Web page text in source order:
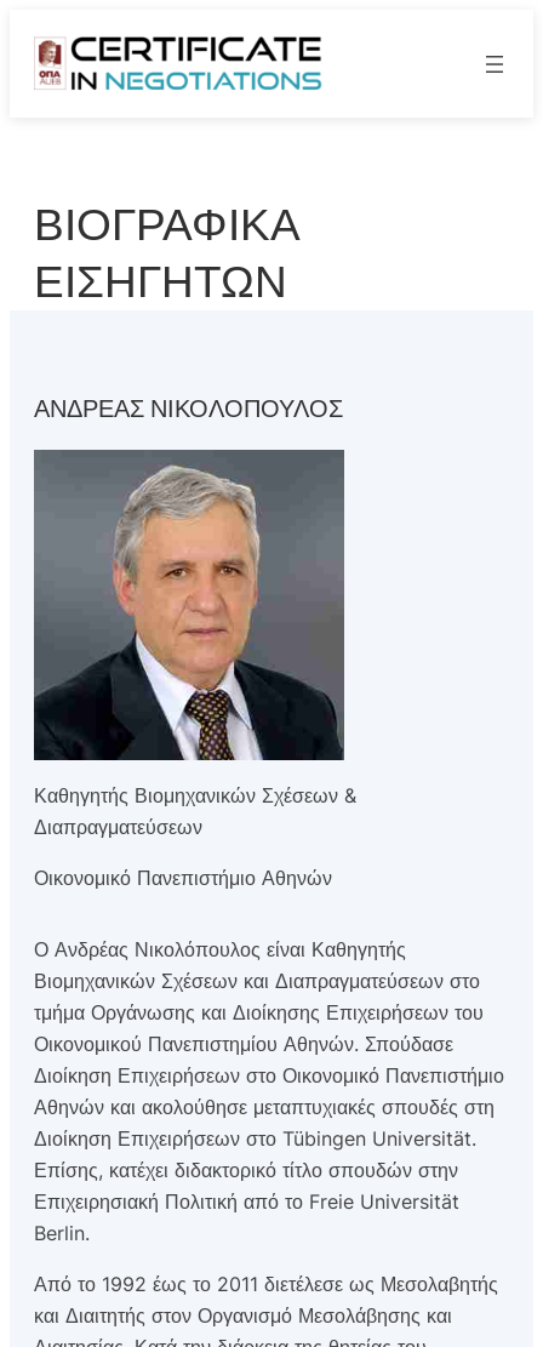
content
ΒΙΟΓΡΑΦΙΚΑ
ΕΙΣΗΓΗΤΩΝ
ΑΝΔΡΕΑΣ ΝΙΚΟΛΟΠΟΥΛΟΣ
Καθηγητής Βιομηχανικών Σχέσεων &
Διαπραγματεύσεων
Οικονομικό Πανεπιστήμιο Αθηνών
Ο Ανδρέας Νικολόπουλος είναι Καθηγητής
Βιομηχανικών Σχέσεων και Διαπραγματεύσεων στο
τμήμα Οργάνωσης και Διοίκησης Επιχειρήσεων του
Οικονομικού Πανεπιστημίου Αθηνών. Σπούδασε
Διοίκηση Επιχειρήσεων στο Οικονομικό Πανεπιστήμιο
Αθηνών και ακολούθησε μεταπτυχιακές σπουδές στη
Διοίκηση Επιχειρήσεων στο Tübingen Universität.
Επίσης, κατέχει διδακτορικό τίτλο σπουδών στην
Επιχειρησιακή Πολιτική από το Freie Universität
Berlin.
Από το 1992 έως το 2011 διετέλεσε ως Μεσολαβητής
και Διαιτητής στον Οργανισμό Μεσολάβησης και